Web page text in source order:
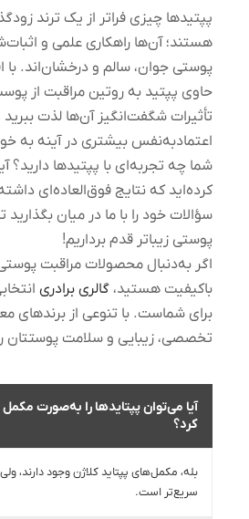
پپتیدها چیزی فراتر از یک ترند
هستند؛ آن‌ها راهکاری علمی و
پوستی جوان، سالم و درخشان‌اند.
حاوی پپتید به روتین مراقبت از
تأثیرات شگفت‌انگیز آن‌ها لذت ببرید
اعتمادبه‌نفس بیشتری در آینه به
شما چه تجربه‌ای با پپتیدها دارید؟
کرده‌اید که نتایج فوق‌العاده‌ای
سؤالات خود را با ما در میان
پوستی زیباتر قدم برداریم!
اگر به‌دنبال محصولات مراقبت
باکیفیت هستید، گالری برادری
برای شماست. با تنوعی از برندهای
تخصصی، زیبایی و سلامت پوستتان
آیا می‌توان پپتایدها را به‌صورت
کرد؟
بله، مکمل‌های پپتاید کلاژن وجود دارند،
سریع‌تر است.